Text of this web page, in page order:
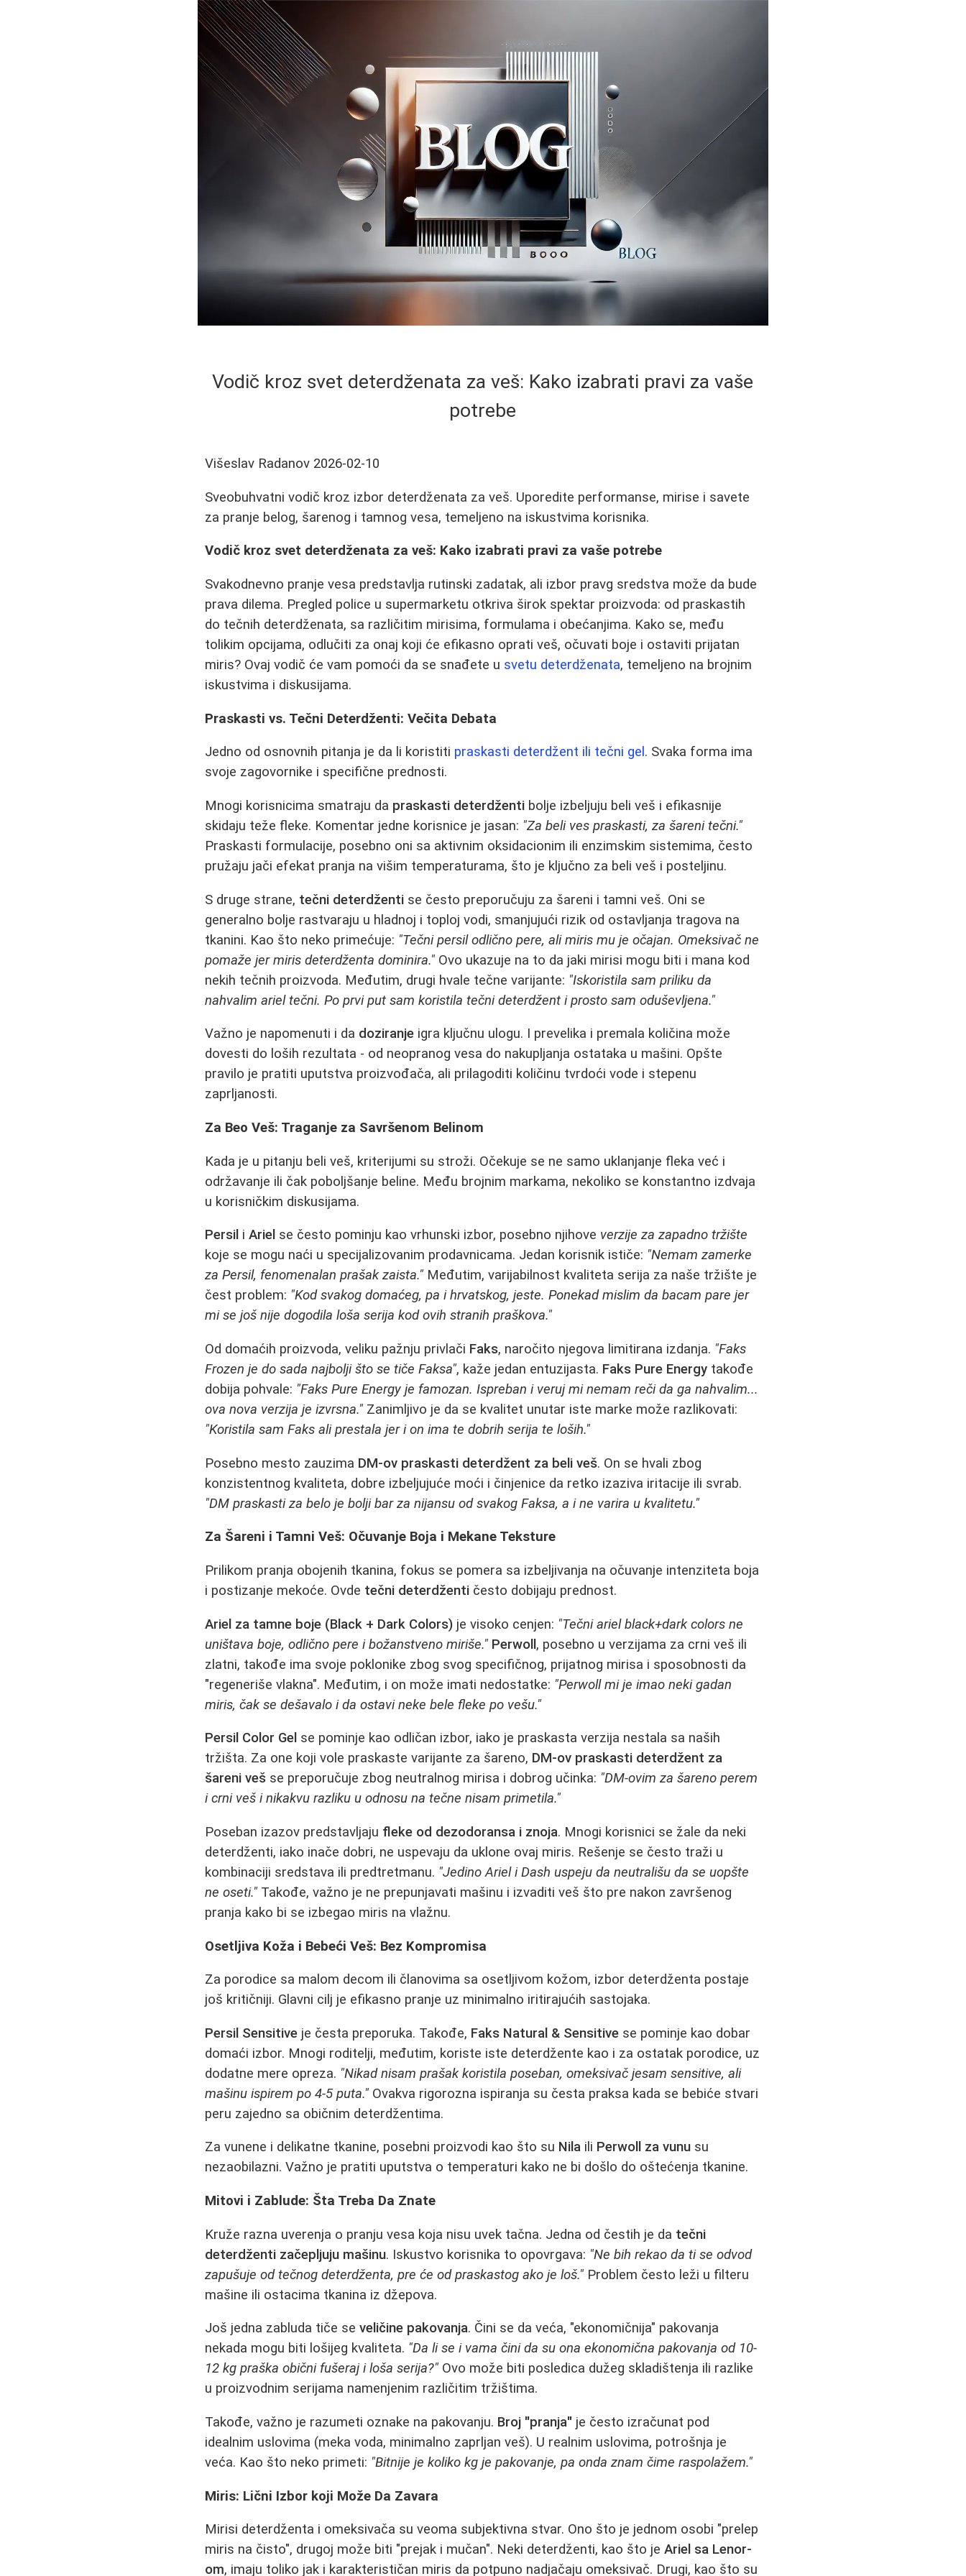
Vodič kroz svet deterdženata za veš: Kako izabrati pravi za vaše
potrebe
Višeslav Radanov 2026-02-10
Sveobuhvatni vodič kroz izbor deterdženata za veš. Uporedite performanse, mirise i savete
za pranje belog, šarenog i tamnog vesa, temeljeno na iskustvima korisnika.
Vodič kroz svet deterdženata za veš: Kako izabrati pravi za vaše potrebe
Svakodnevno pranje vesa predstavlja rutinski zadatak, ali izbor pravg sredstva može da bude
prava dilema. Pregled police u supermarketu otkriva širok spektar proizvoda: od praskastih
do tečnih deterdženata, sa različitim mirisima, formulama i obećanjima. Kako se, među
tolikim opcijama, odlučiti za onaj koji će efikasno oprati veš, očuvati boje i ostaviti prijatan
miris? Ovaj vodič će vam pomoći da se snađete u svetu deterdženata, temeljeno na brojnim
iskustvima i diskusijama.
Praskasti vs. Tečni Deterdženti: Večita Debata
Jedno od osnovnih pitanja je da li koristiti praskasti deterdžent ili tečni gel . Svaka forma ima
svoje zagovornike i specifične prednosti.
Mnogi korisnicima smatraju da praskasti deterdženti bolje izbeljuju beli veš i efikasnije
skidaju teže fleke. Komentar jedne korisnice je jasan: "Za beli ves praskasti, za šareni tečni."
Praskasti formulacije, posebno oni sa aktivnim oksidacionim ili enzimskim sistemima, često
pružaju jači efekat pranja na višim temperaturama, što je ključno za beli veš i posteljinu.
S druge strane, tečni deterdženti se često preporučuju za šareni i tamni veš. Oni se
generalno bolje rastvaraju u hladnoj i toploj vodi, smanjujući rizik od ostavljanja tragova na
tkanini. Kao što neko primećuje: "Tečni persil odlično pere, ali miris mu je očajan. Omeksivač ne
pomaže jer miris deterdženta dominira." Ovo ukazuje na to da jaki mirisi mogu biti i mana kod
nekih tečnih proizvoda. Međutim, drugi hvale tečne varijante: "Iskoristila sam priliku da
nahvalim ariel tečni. Po prvi put sam koristila tečni deterdžent i prosto sam oduševljena."
Važno je napomenuti i da doziranje igra ključnu ulogu. I prevelika i premala količina može
dovesti do loših rezultata - od neopranog vesa do nakupljanja ostataka u mašini. Opšte
pravilo je pratiti uputstva proizvođača, ali prilagoditi količinu tvrdoći vode i stepenu
zaprljanosti.
Za Beo Veš: Traganje za Savršenom Belinom
Kada je u pitanju beli veš, kriterijumi su stroži. Očekuje se ne samo uklanjanje fleka već i
održavanje ili čak poboljšanje beline. Među brojnim markama, nekoliko se konstantno izdvaja
u korisničkim diskusijama.
Persil iAriel se često pominju kao vrhunski izbor, posebno njihove verzije za zapadno tržište
koje se mogu naći u specijalizovanim prodavnicama. Jedan korisnik ističe: "Nemam zamerke
za Persil, fenomenalan prašak zaista." Međutim, varijabilnost kvaliteta serija za naše tržište je
čest problem: "Kod svakog domaćeg, pa i hrvatskog, jeste. Ponekad mislim da bacam pare jer
mi se još nije dogodila loša serija kod ovih stranih praškova."
Od domaćih proizvoda, veliku pažnju privlači Faks, naročito njegova limitirana izdanja. "Faks
Frozen je do sada najbolji što se tiče Faksa", kaže jedan entuzijasta. Faks Pure Energy takođe
dobija pohvale: "Faks Pure Energy je famozan. Ispreban i veruj mi nemam reči da ga nahvalim...
ova nova verzija je izvrsna." Zanimljivo je da se kvalitet unutar iste marke može razlikovati:
"Koristila sam Faks ali prestala jer i on ima te dobrih serija te loših."
Posebno mesto zauzima DM-ov praskasti deterdžent za beli veš. On se hvali zbog
konzistentnog kvaliteta, dobre izbeljujuće moći i činjenice da retko izaziva iritacije ili svrab.
"DM praskasti za belo je bolji bar za nijansu od svakog Faksa, a i ne varira u kvalitetu."
Za Šareni i Tamni Veš: Očuvanje Boja i Mekane Teksture
Prilikom pranja obojenih tkanina, fokus se pomera sa izbeljivanja na očuvanje intenziteta boja
i postizanje mekoće. Ovde tečni deterdženti često dobijaju prednost.
Ariel za tamne boje (Black + Dark Colors) je visoko cenjen: "Tečni ariel black+dark colors ne
uništava boje, odlično pere i božanstveno miriše." Perwoll, posebno u verzijama za crni veš ili
zlatni, takođe ima svoje poklonike zbog svog specifičnog, prijatnog mirisa i sposobnosti da
"regeneriše vlakna". Međutim, i on može imati nedostatke: "Perwoll mi je imao neki gadan
miris, čak se dešavalo i da ostavi neke bele fleke po vešu."
Persil Color Gel se pominje kao odličan izbor, iako je praskasta verzija nestala sa naših
tržišta. Za one koji vole praskaste varijante za šareno, DM-ov praskasti deterdžent za
šareni veš se preporučuje zbog neutralnog mirisa i dobrog učinka: "DM-ovim za šareno perem
i crni veš i nikakvu razliku u odnosu na tečne nisam primetila."
Poseban izazov predstavljaju fleke od dezodoransa i znoja. Mnogi korisnici se žale da neki
deterdženti, iako inače dobri, ne uspevaju da uklone ovaj miris. Rešenje se često traži u
kombinaciji sredstava ili predtretmanu. "Jedino Ariel i Dash uspeju da neutrališu da se uopšte
ne oseti." Takođe, važno je ne prepunjavati mašinu i izvaditi veš što pre nakon završenog
pranja kako bi se izbegao miris na vlažnu.
Osetljiva Koža i Bebeći Veš: Bez Kompromisa
Za porodice sa malom decom ili članovima sa osetljivom kožom, izbor deterdženta postaje
još kritičniji. Glavni cilj je efikasno pranje uz minimalno iritirajućih sastojaka.
Persil Sensitive je česta preporuka. Takođe, Faks Natural & Sensitive se pominje kao dobar
domaći izbor. Mnogi roditelji, međutim, koriste iste deterdžente kao i za ostatak porodice, uz
dodatne mere opreza. "Nikad nisam prašak koristila poseban, omeksivač jesam sensitive, ali
mašinu ispirem po 4-5 puta." Ovakva rigorozna ispiranja su česta praksa kada se bebiće stvari
peru zajedno sa običnim deterdžentima.
Za vunene i delikatne tkanine, posebni proizvodi kao što su Nila ili Perwoll za vunu su
nezaobilazni. Važno je pratiti uputstva o temperaturi kako ne bi došlo do oštećenja tkanine.
Mitovi i Zablude: Šta Treba Da Znate
Kruže razna uverenja o pranju vesa koja nisu uvek tačna. Jedna od čestih je da tečni
deterdženti začepljuju mašinu. Iskustvo korisnika to opovrgava: "Ne bih rekao da ti se odvod
zapušuje od tečnog deterdženta, pre će od praskastog ako je loš." Problem često leži u filteru
mašine ili ostacima tkanina iz džepova.
Još jedna zabluda tiče seveličine pakovanja. Čini se da veća, "ekonomičnija" pakovanja
nekada mogu biti lošijeg kvaliteta. "Da li se i vama čini da su ona ekonomična pakovanja od 10-
12 kg praška obični fušeraj i loša serija?" Ovo može biti posledica dužeg skladištenja ili razlike
u proizvodnim serijama namenjenim različitim tržištima.
Takođe, važno je razumeti oznake na pakovanju. Broj "pranja" je često izračunat pod
idealnim uslovima (meka voda, minimalno zaprljan veš). U realnim uslovima, potrošnja je
veća. Kao što neko primeti: "Bitnije je koliko kg je pakovanje, pa onda znam čime raspolažem."
Miris: Lični Izbor koji Može Da Zavara
Mirisi deterdženta i omeksivača su veoma subjektivna stvar. Ono što je jednom osobi "prelep
miris na čisto", drugoj može biti "prejak i mučan". Neki deterdženti, kao što jeAriel sa Lenor-
om, imaju toliko jak i karakterističan miris da potpuno nadjačaju omeksivač. Drugi, kao što su